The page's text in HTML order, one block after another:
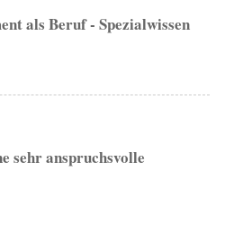
als Beruf - Spezialwissen
sehr anspruchsvolle